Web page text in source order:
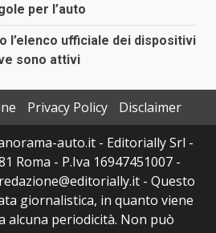
per l’auto
l’elenco ufficiale dei dispositivi
sono attivi
Privacy Policy
Disclaimer
auto.it - Editorially Srl -
Roma - P.Iva 16947451007 -
- Questo
giornalistica, in quanto viene
alcuna periodicità. Non può